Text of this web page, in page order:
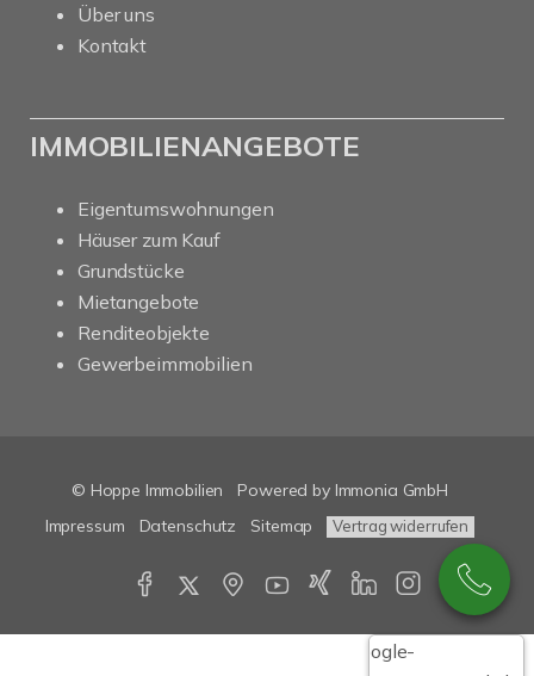
Über uns
Kontakt
IMMOBILIENANGEBOTE
Eigentumswohnungen
Häuser zum Kauf
Grundstücke
Mietangebote
Renditeobjekte
Gewerbeimmobilien
© Hoppe Immobilien
Powered by Immonia GmbH
Impressum
Datenschutz Sitemap Vertrag widerrufen
Google-